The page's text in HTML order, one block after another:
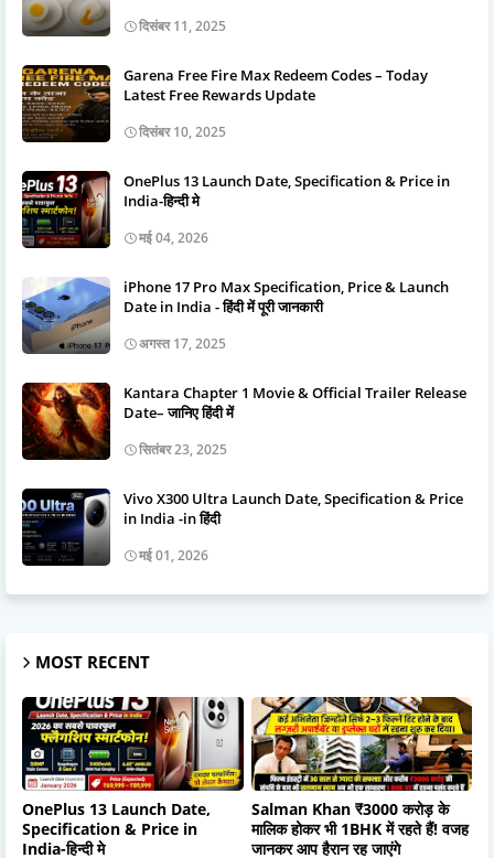
दिसंबर 11, 2025
Garena Free Fire Max Redeem Codes – Today
Latest Free Rewards Update
दिसंबर 10, 2025
OnePlus 13 Launch Date, Specification & Price in
India-हिन्दी मे
मई 04, 2026
iPhone 17 Pro Max Specification, Price & Launch
Date in India - हिंदी में पूरी जानकारी
अगस्त 17, 2025
Kantara Chapter 1 Movie & Official Trailer Release
Date– जानिए हिंदी में
सितंबर 23, 2025
Vivo X300 Ultra Launch Date, Specification & Price
in India -in हिंदी
मई 01, 2026
MOST RECENT
OnePlus 13 Launch Date,
Specification & Price in
India-हिन्दी मे
Salman Khan ₹3000 करोड़ के
मालिक होकर भी 1BHK में रहते हैं! वजह
जानकर आप हैरान रह जाएंगे